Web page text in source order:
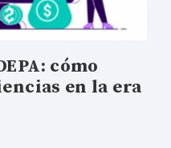
cómo
en la era